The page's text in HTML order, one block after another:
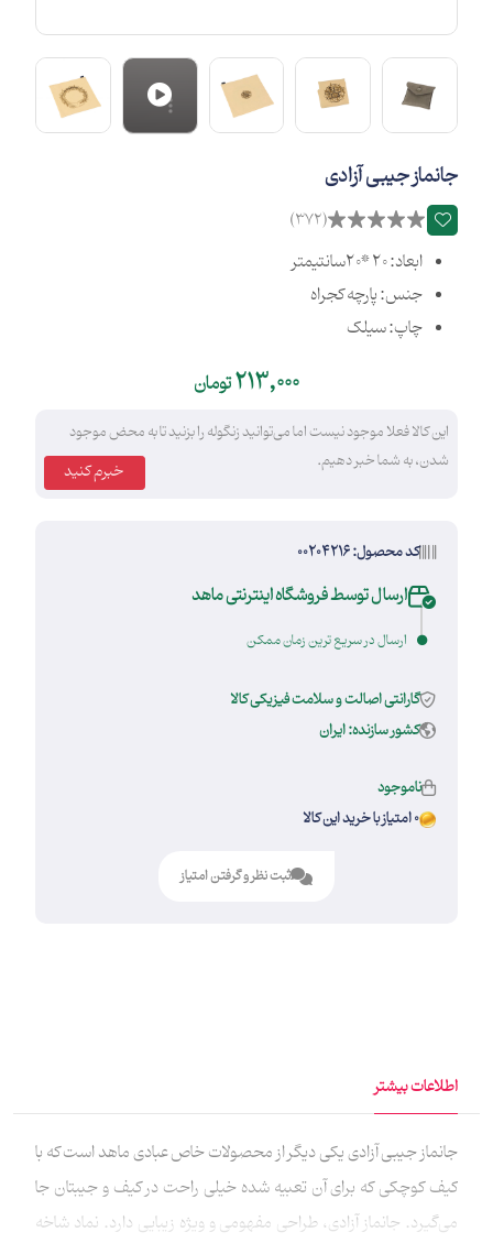
جانماز جیبی آزادی
(372)
ابعاد: 20 *20سانتیمتر
جنس: پارچه کجراه
چاپ: سیلک
213,000تومان
این کالا فعلا موجود نیست اما می‌توانید زنگوله را بزنید تا به محض موجود
شدن، به شما خبر دهیم.
کد محصول: 00204216
ارسال توسط فروشگاه اینترنتی ماهد
ارسال در سریع ترین زمان ممکن
گارانتی اصالت و سلامت فیزیکی کالا
کشور سازنده: ایران
ناموجود
0 امتیاز با خرید این کالا
ثبت نظر و گرفتن امتیاز
اطلاعات بیشتر
جانماز جیبی آزادی یکی دیگر از محصولات خاص عبادی ماهد است که با
کیف کوچکی که برای آن تعبیه شده خیلی راحت در کیف و جیبتان جا
می‌گیرد. جانماز آزادی، طراحی مفهومی و ویژه‌ زیبایی دارد. نماد شاخه